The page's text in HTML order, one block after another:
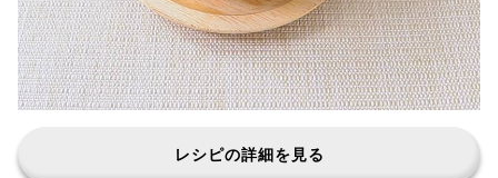
レシピの詳細を見る